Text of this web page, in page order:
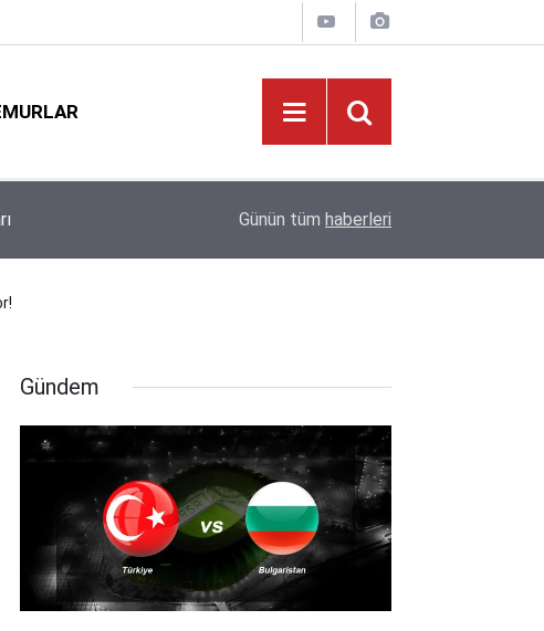
Dikkat
Norm Güncellemesi Başladı: O Branş
Günün tüm haberleri
Gündem